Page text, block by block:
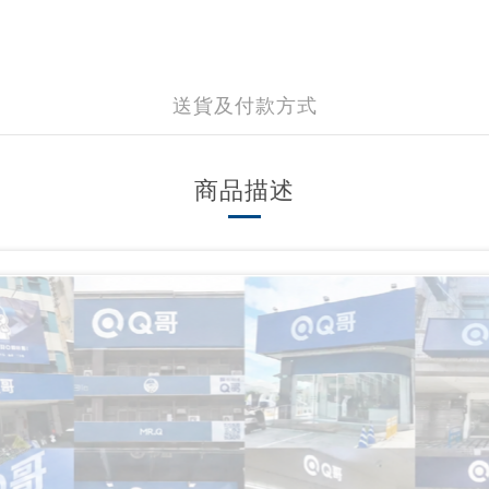
送貨及付款方式
商品描述